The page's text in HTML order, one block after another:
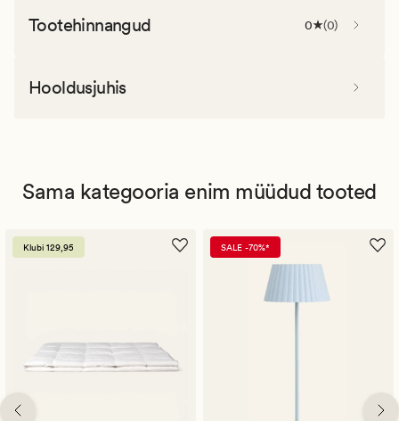
Tootehinnangud 0 (0)
Hooldusjuhis
Sama kategooria enim müüdud tooted
Klubi 129,95 SALE -70%*